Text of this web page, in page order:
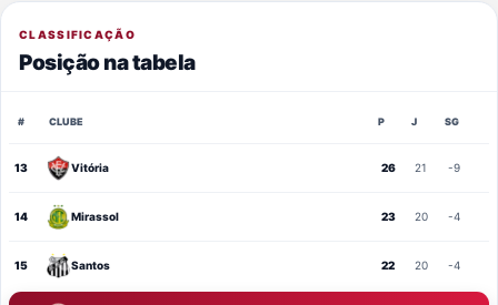
CLASSIFICAÇÃO
Posição na tabela
# CLUBE P J SG
13 Vitória 26 21 -9
14 Mirassol 23 20 -4
15 Santos 22 20 -4